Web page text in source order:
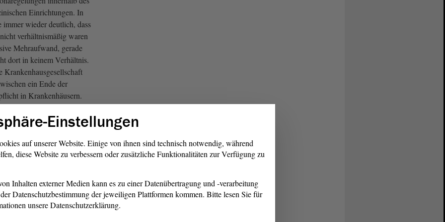
Einrichtungen. In
immer wieder deutlich, dass
verhältnismäßig waren
Mehraufwand, gerade
dort in keinem Verhältnis.
Krankenhausgesellschaft
ein Ende der
in Krankenhäusern.
sein, die
zu unterstützen. Viele
auf dem Weg. Seitens
sind zwei große
auf die ich konkreter
Paket mit einem Umfang
Einstellungen
auf unserer Website. Einige von ihnen sind technisch notwendig, während
diese Website zu verbessern oder zusätzliche Funktionalitäten zur Verfügung zu
Inhalten externer Medien kann es zu einer Datenübertragung und -verarbeitung
Datenschutzbestimmung der jeweiligen Plattformen kommen. Bitte lesen Sie für
unsere Datenschutzerklärung.